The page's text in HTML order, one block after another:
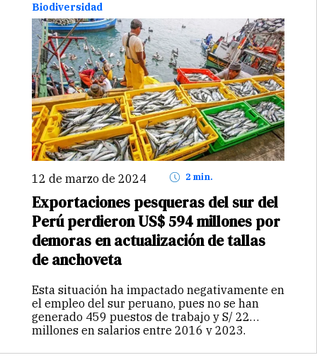
Biodiversidad
12 de marzo de 2024 2 min.
Exportaciones pesqueras del sur del
Perú perdieron US$ 594 millones por
demoras en actualización de tallas
de anchoveta
Esta situación ha impactado negativamente en
el empleo del sur peruano, pues no se han
generado 459 puestos de trabajo y S/ 22
millones en salarios entre 2016 y 2023.